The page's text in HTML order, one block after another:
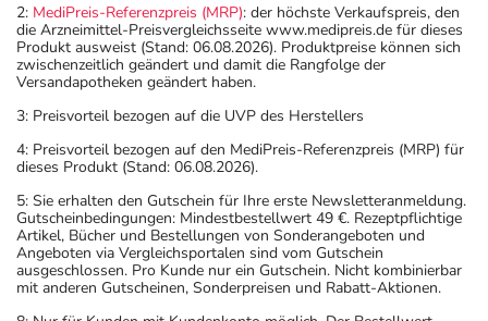
2: MediPreis-Referenzpreis (MRP): der höchste Verkaufspreis, den
die Arzneimittel-Preisvergleichsseite www.medipreis.de für dieses
Produkt ausweist (Stand: 06.08.2026). Produktpreise können sich
zwischenzeitlich geändert und damit die Rangfolge der
Versandapotheken geändert haben.
3: Preisvorteil bezogen auf die UVP des Herstellers
4: Preisvorteil bezogen auf den MediPreis-Referenzpreis (MRP) für
dieses Produkt (Stand: 06.08.2026).
5: Sie erhalten den Gutschein für Ihre erste Newsletteranmeldung.
Gutscheinbedingungen: Mindestbestellwert 49 €. Rezeptpflichtige
Artikel, Bücher und Bestellungen von Sonderangeboten und
Angeboten via Vergleichsportalen sind vom Gutschein
ausgeschlossen. Pro Kunde nur ein Gutschein. Nicht kombinierbar
mit anderen Gutscheinen, Sonderpreisen und Rabatt-Aktionen.